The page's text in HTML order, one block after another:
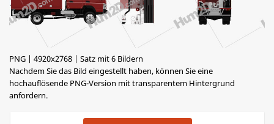
PNG | 4920x2768 | Satz mit 6 Bildern
Nachdem Sie das Bild eingestellt haben, können Sie eine
hochauflösende PNG-Version mit transparentem Hintergrund
anfordern.